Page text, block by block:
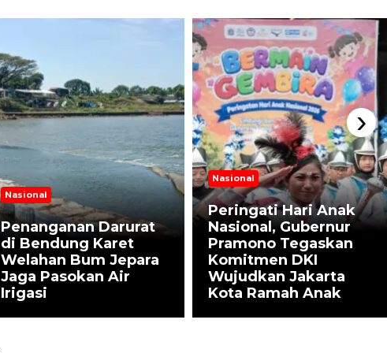
Nasional
Penanganan Darurat
di Bendung Karet
Welahan Bum Jepara
Jaga Pasokan Air
Irigasi
Nasional
Peringati Hari Anak
Nasional, Gubernur
Pramono Tegaskan
Komitmen DKI
Wujudkan Jakarta
Kota Ramah Anak
›